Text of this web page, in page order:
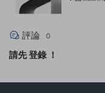
評論 0
請先登錄 ！